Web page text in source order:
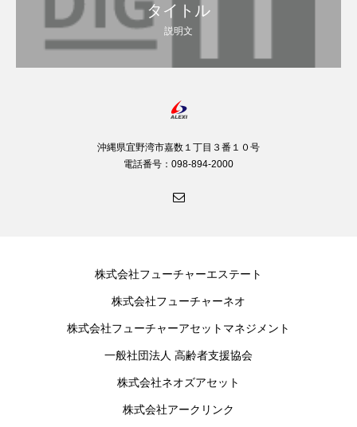
タイトル
説明文
沖縄県宜野湾市嘉数１丁目３番１０号
電話番号：098-894-2000
株式会社フューチャーエステート
株式会社フューチャーネオ
株式会社フューチャーアセットマネジメント
一般社団法人 高齢者支援協会
株式会社ネオズアセット
株式会社アークリンク